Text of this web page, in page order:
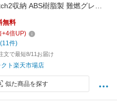
収納 ABS樹脂製 難燃グレー
品 ホコリよけ 幅40.1cm 目隠
プ収納ボックス ケーブル収納
収納雑貨
無料
+4倍UP)
(11件)
文で最短8/11お届け
ト楽天市場店
似た商品を探す